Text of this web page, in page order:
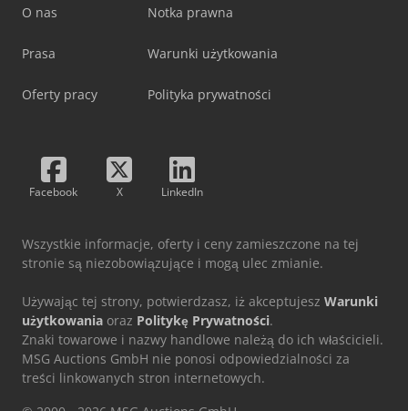
O nas
Prasa
Oferty pracy
Notka prawna
Warunki użytkowania
Polityka prywatności
Facebook X LinkedIn
Wszystkie informacje, oferty i ceny zamieszczone na tej
stronie są niezobowiązujące i mogą ulec zmianie.
Używając tej strony, potwierdzasz, iż akceptujesz Warunki
użytkowania oraz Politykę Prywatności.
Znaki towarowe i nazwy handlowe należą do ich właścicieli.
MSG Auctions GmbH nie ponosi odpowiedzialności za
treści linkowanych stron internetowych.